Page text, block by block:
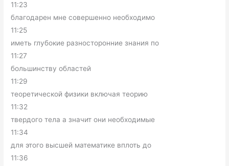
11:23
благодарен мне совершенно необходимо
11:25
иметь глубокие разносторонние знания по
11:27
большинству областей
11:29
теоретической физики включая теорию
11:32
твердого тела а значит они необходимые
11:34
для этого высшей математике вплоть до
11:36